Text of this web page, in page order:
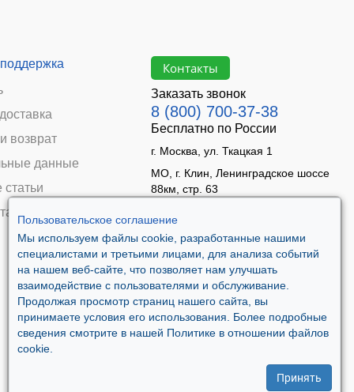
Пользовательское соглашение
Мы используем файлы cookie, разработанные нашими
специалистами и третьими лицами, для анализа событий
на нашем веб-сайте, что позволяет нам улучшать
взаимодействие с пользователями и обслуживание.
Продолжая просмотр страниц нашего сайта, вы
принимаете условия его использования. Более подробные
сведения смотрите в нашей Политике в отношении файлов
cookie.
Принять
возврат
данные
Контакты
Заказать звонок
8 (800) 700-37-38
Бесплатно по России
г. Москва, ул. Ткацкая 1
МО, г. Клин, Ленинградское шоссе
88км, стр. 63
Сб 10:00 - 14:00
Вс - выходной